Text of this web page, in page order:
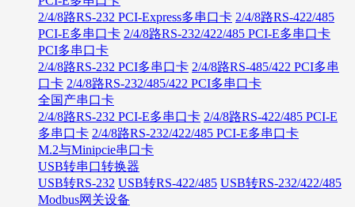
2/4/8路RS-232 PCI-Express多串口卡 2/4/8路RS-422/485
PCI-E多串口卡 2/4/8路RS-232/422/485 PCI-E多串口卡
PCI多串口卡
2/4/8路RS-232 PCI多串口卡 2/4/8路RS-485/422 PCI多串
口卡 2/4/8路RS-232/485/422 PCI多串口卡
全国产串口卡
2/4/8路RS-232 PCI-E多串口卡 2/4/8路RS-422/485 PCI-E
多串口卡 2/4/8路RS-232/422/485 PCI-E多串口卡
M.2与Minipcie串口卡
USB转串口转换器
USB转RS-232 USB转RS-422/485 USB转RS-232/422/485
Modbus网关设备